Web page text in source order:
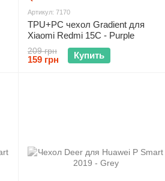
Артикул: 7170
TPU+PC чехол Gradient для
Xiaomi Redmi 15C - Purple
209 грн
159 грн Купить